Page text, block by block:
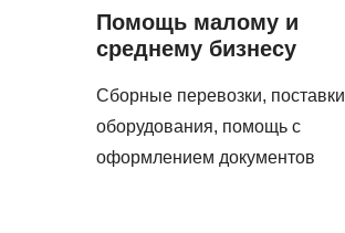
Помощь малому и
среднему бизнесу
Сборные перевозки, поставки
оборудования, помощь с
оформлением документов